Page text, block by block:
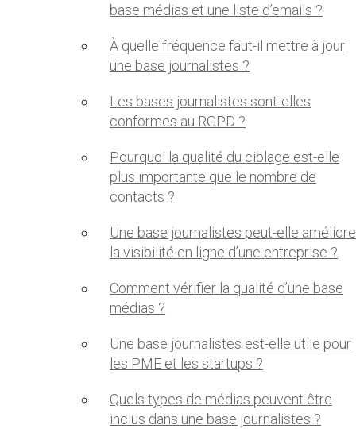
base médias et une liste d’emails ?
À quelle fréquence faut-il mettre à jour
une base journalistes ?
Les bases journalistes sont-elles
conformes au RGPD ?
Pourquoi la qualité du ciblage est-elle
plus importante que le nombre de
contacts ?
Une base journalistes peut-elle
la visibilité en ligne d’une entreprise ?
Comment vérifier la qualité d’une base
médias ?
Une base journalistes est-elle utile pour
les PME et les startups ?
Quels types de médias peuvent être
inclus dans une base journalistes ?